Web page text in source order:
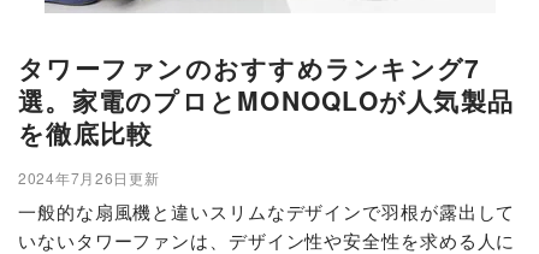
タワーファンのおすすめランキング7
選。家電のプロとMONOQLOが人気製品
を徹底比較
2024年7月26日更新
一般的な扇風機と違いスリムなデザインで羽根が露出して
いないタワーファンは、デザイン性や安全性を求める人に